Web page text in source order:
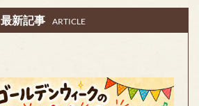
最新記事 ARTICLE